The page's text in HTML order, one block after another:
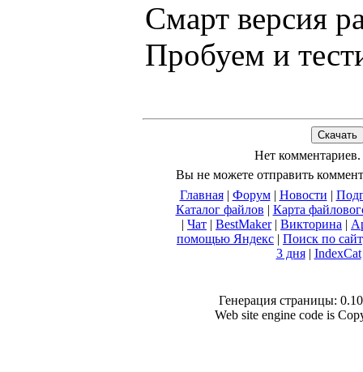
Смарт версия
Пробуем и
Нет
Вы не можете отправить
Главная| Форум| Новости |
Каталог файлов | Карта
| Чат | BestMaker| Викторина |
помощью Яндекс | Поиск по
3 дня| IndexCat
Генерация страницы:
Web site engine code is